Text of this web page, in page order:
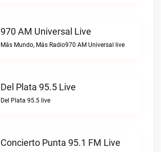
970 AM Universal Live
Más Mundo, Más Radio970 AM Universal live
Del Plata 95.5 Live
Del Plata 95.5 live
Concierto Punta 95.1 FM Live